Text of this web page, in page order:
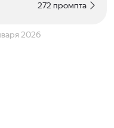
272 промпта
2026